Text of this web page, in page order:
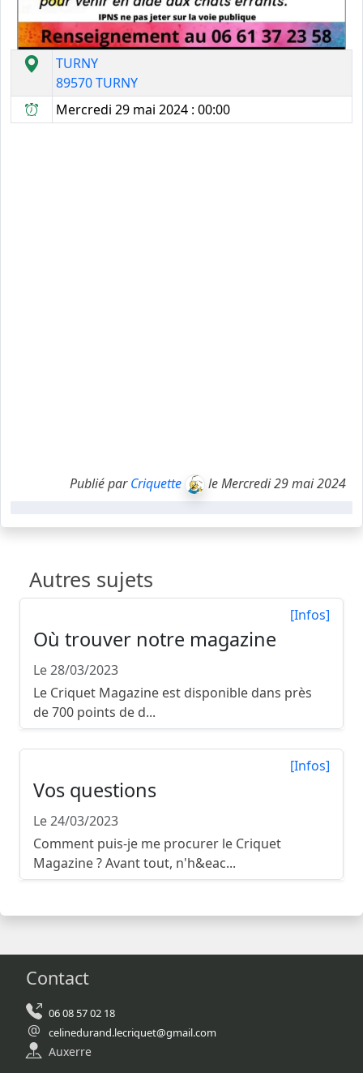
TURNY
89570 TURNY
Mercredi 29 mai 2024 : 00:00
Publié parCriquette le Mercredi 29 mai 2024
Autres sujets
[Infos]
Où trouver notre magazine
Le 28/03/2023
Le Criquet Magazine est disponible dans près
de 700 points de d...
[Infos]
Vos questions
Le 24/03/2023
Comment puis-je me procurer le Criquet
Magazine ? Avant tout, n'h&eac...
Contact
06 08 57 02 18
celinedurand.lecriquet@gmail.com
Auxerre